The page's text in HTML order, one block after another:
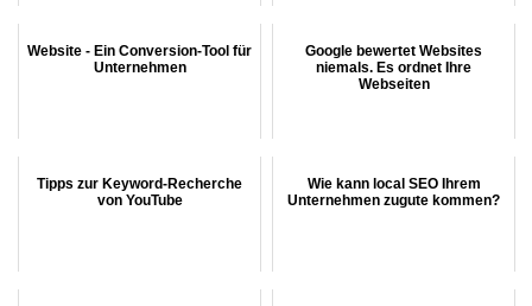
Website - Ein Conversion-Tool für
Unternehmen
Google bewertet Websites
niemals. Es ordnet Ihre
Webseiten
Tipps zur Keyword-Recherche
von YouTube
Wie kann local SEO Ihrem
Unternehmen zugute kommen?